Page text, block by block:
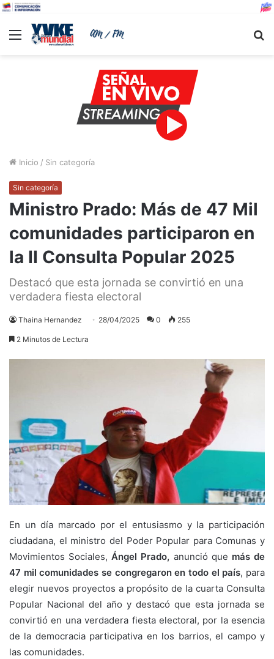
Menu
Inicio / Sin categoría
Sin categoría
Ministro Prado: Más de 47 Mil
comunidades participaron en
la II Consulta Popular 2025
Destacó que esta jornada se convirtió en una
verdadera fiesta electoral
Thaina Hernandez 28/04/2025 0 255
2 Minutos de Lectura
En un día marcado por el entusiasmo y la participación
ciudadana, el ministro del Poder Popular para Comunas y
Movimientos Sociales,Ángel Prado, anunció que más de
47 mil comunidades se congregaron en todo el país, para
elegir nuevos proyectos a propósito de la cuarta Consulta
Popular Nacional del año y destacó que esta jornada se
convirtió en una verdadera fiesta electoral, por la esencia
de la democracia participativa en los barrios, el campo y
las comunidades.